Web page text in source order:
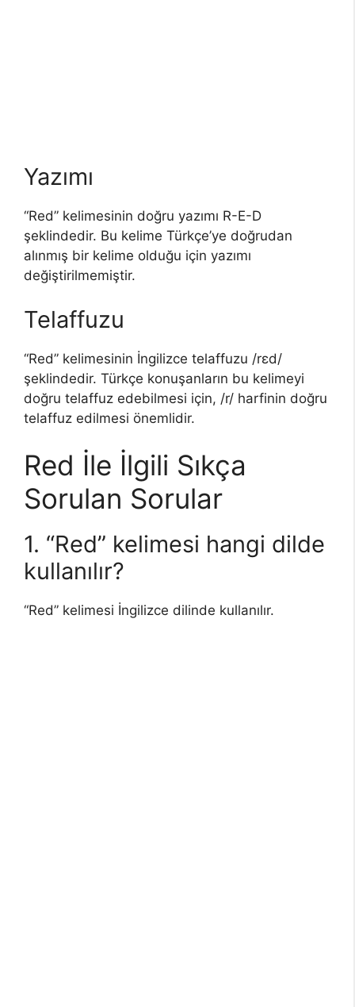
Yazımı
“Red” kelimesinin doğru yazımı R-E-D
şeklindedir. Bu kelime Türkçe’ye doğrudan
alınmış bir kelime olduğu için yazımı
değiştirilmemiştir.
Telaffuzu
“Red” kelimesinin İngilizce telaffuzu /rɛd/
şeklindedir. Türkçe konuşanların bu kelimeyi
doğru telaffuz edebilmesi için, /r/ harfinin doğru
telaffuz edilmesi önemlidir.
Red İle İlgili Sıkça
Sorulan Sorular
1. “Red” kelimesi hangi dilde
kullanılır?
“Red” kelimesi İngilizce dilinde kullanılır.